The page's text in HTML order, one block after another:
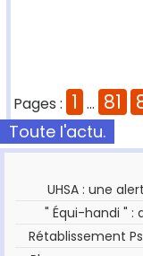
Pages : 1 ... 81
Toute l'actu.
UHSA : une
" Équi-handi " :
Rétablissement